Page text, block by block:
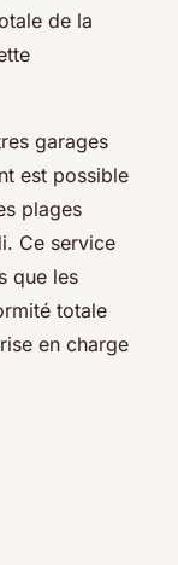
de la
garages
est possible
plages
Ce service
que les
totale
en charge